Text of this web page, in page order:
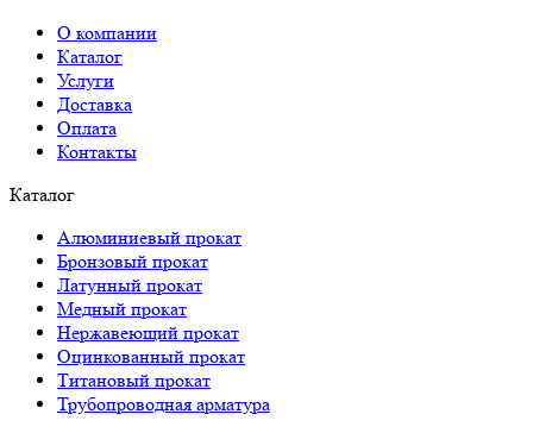
О компании
Каталог
Услуги
Доставка
Оплата
Контакты
Каталог
Алюминиевый прокат
Бронзовый прокат
Латунный прокат
Медный прокат
Нержавеющий прокат
Оцинкованный прокат
Титановый прокат
Трубопроводная арматура